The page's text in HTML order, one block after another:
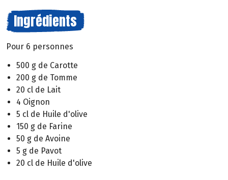
Ingrédients
Pour 6 personnes
500 g de Carotte
200 g de Tomme
20 cl de Lait
4 Oignon
5 cl de Huile d'olive
150 g de Farine
50 g de Avoine
5 g de Pavot
20 cl de Huile d'olive